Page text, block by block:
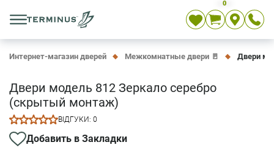
0
Интернет-магазин дверей Межкомнатные двери 🚪 Двери
Двери модель 812 Зеркало серебро
(скрытый монтаж)
ВІДГУКИ: 0
Добавить в Закладки